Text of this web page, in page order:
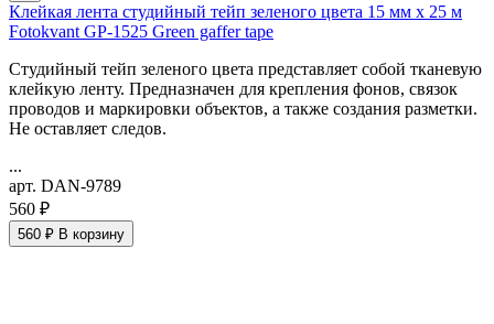
Клейкая лента студийный тейп зеленого цвета 15 мм х 25 м
Fotokvant GP-1525 Green gaffer tape
Студийный тейп зеленого цвета представляет собой тканевую
клейкую ленту. Предназначен для крепления фонов, связок
проводов и маркировки объектов, а также создания разметки.
Не оставляет следов.
...
арт. DAN-9789
560 ₽
560 ₽ В корзину